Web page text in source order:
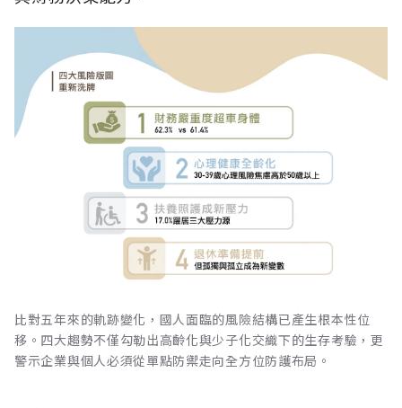
比對五年來的軌跡變化，國人面臨的風險結構已產生根本性位
移。四大趨勢不僅勾勒出高齡化與少子化交織下的生存考驗，更
警示企業與個人必須從單點防禦走向全方位防護布局。